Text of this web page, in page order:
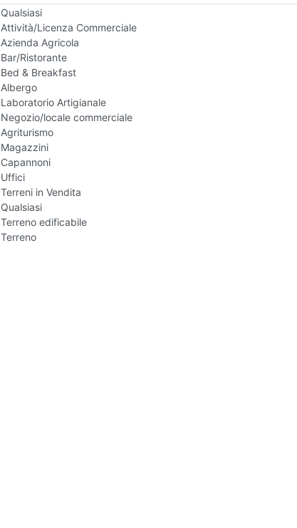
Qualsiasi
Attività/Licenza Commerciale
Azienda Agricola
Bar/Ristorante
Bed & Breakfast
Albergo
Laboratorio Artigianale
Negozio/locale commerciale
Agriturismo
Magazzini
Capannoni
Uffici
Terreni in Vendita
Qualsiasi
Terreno edificabile
Terreno